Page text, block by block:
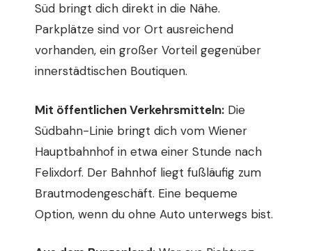
Süd bringt dich direkt in die Nähe.
Parkplätze sind vor Ort ausreichend
vorhanden, ein großer Vorteil gegenüber
innerstädtischen Boutiquen.
Mit öffentlichen Verkehrsmitteln: Die
Südbahn-Linie bringt dich vom Wiener
Hauptbahnhof in etwa einer Stunde nach
Felixdorf. Der Bahnhof liegt fußläufig zum
Brautmodengeschäft. Eine bequeme
Option, wenn du ohne Auto unterwegs bist.